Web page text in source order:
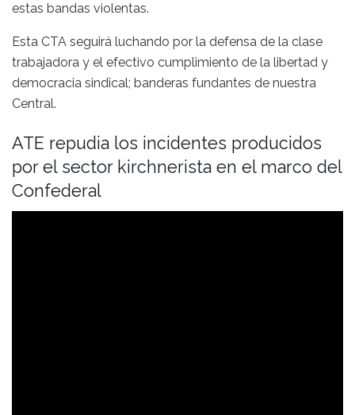
estas bandas violentas.
Esta CTA seguirá luchando por la defensa de la clase
trabajadora y el efectivo cumplimiento de la libertad y
democracia sindical; banderas fundantes de nuestra
Central.
ATE repudia los incidentes producidos
por el sector kirchnerista en el marco del
Confederal